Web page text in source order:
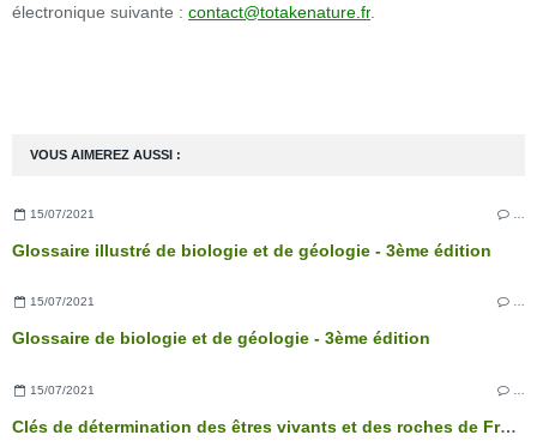
VOUS AIMEREZ AUSSI :
15/07/2021
Glossaire illustré de biologie et de géologie - 3ème édition
15/07/2021 …
Glossaire de biologie et de géologie - 3ème édition
15/07/2021
Clés de détermination des êtres vivants et des roches de France - 3ème édition
électronique suivante : contact@totakenature.fr